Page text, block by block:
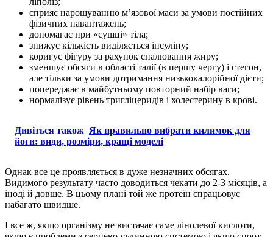
сприяє нарощуванню м’язової маси за умови постійних
фізичних навантажень;
допомагає при «сушці» тіла;
знижує кількість виділяється інсуліну;
коригує фігуру за рахунок спалювання жиру;
зменшує обсяги в області талії (в першу чергу) і стегон,
але тільки за умови дотримання низькокалорійної дієти;
попереджає в майбутньому повторний набір ваги;
нормалізує рівень тригліцеридів і холестерину в крові.
Дивіться також Як правильно вибрати килимок для
йоги: види, розміри, кращі моделі
Однак все це проявляється в дуже незначних обсягах.
Видимого результату часто доводиться чекати до 2-3 місяців, а
іноді й довше. В цьому плані той же протеїн спрацьовує
набагато швидше.
І все ж, якщо організму не вистачає саме лінолевої кислоти,